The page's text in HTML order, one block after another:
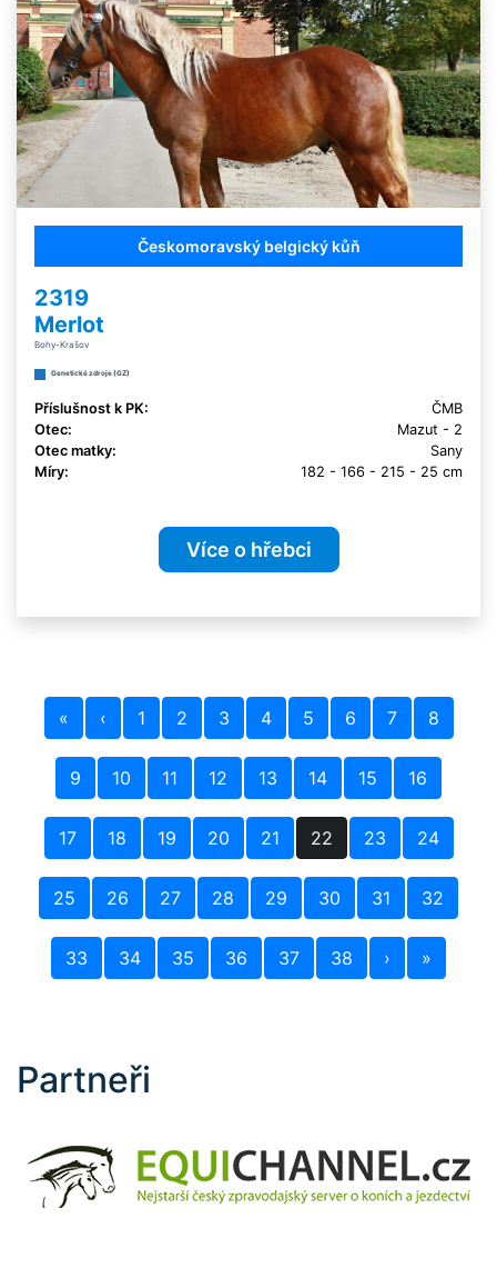
Českomoravský belgický kůň
2319
Merlot
Bohy-Krašov
Genetické zdroje (GZ)
Příslušnost k PK:
ČMB
Otec:
Mazut - 2
Otec matky:
Sany
Míry:
182 - 166 - 215 - 25 cm
Více o hřebci
« ‹ 1 2 3 4 5 6 7 8
9 10 11 12 13 14 15 16
17 18 19 20 21 22 23 24
25 26 27 28 29 30 31 32
33 34 35 36 37 38 › »
Partneři